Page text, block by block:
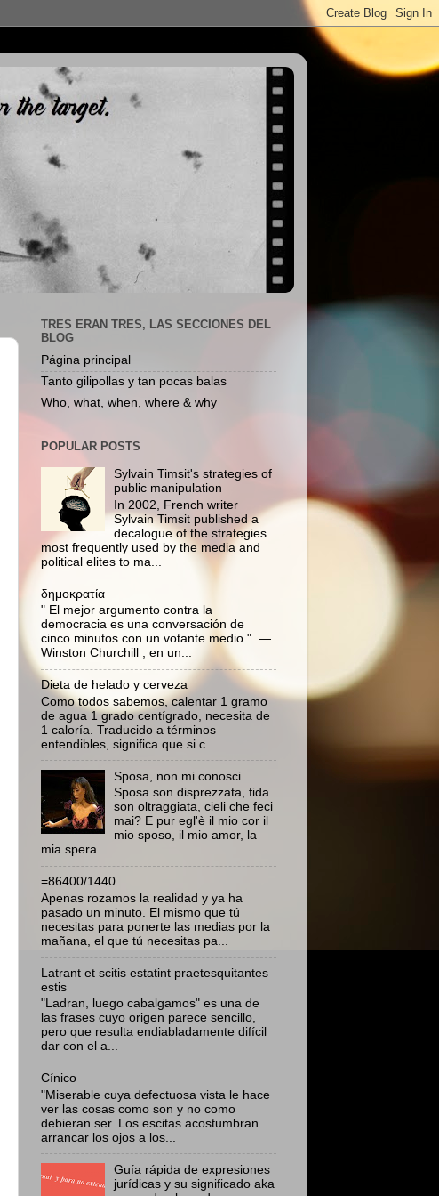
TRES ERAN TRES, LAS SECCIONES DEL
BLOG
Página principal
Tanto gilipollas y tan pocas balas
Who, what, when, where & why
POPULAR POSTS
Sylvain Timsit's strategies of
public manipulation
In 2002, French writer
Sylvain Timsit published a
decalogue of the strategies
most frequently used by the media and
political elites to ma...
δημοκρατία
" El mejor argumento contra la
democracia es una conversación de
cinco minutos con un votante medio ". —
Winston Churchill , en un...
Dieta de helado y cerveza
Como todos sabemos, calentar 1 gramo
de agua 1 grado centígrado, necesita de
1 caloría. Traducido a términos
entendibles, significa que si c...
Sposa, non mi conosci
Sposa son disprezzata, fida
son oltraggiata, cieli che feci
mai? E pur egl'è il mio cor il
mio sposo, il mio amor, la
mia spera...
=86400/1440
Apenas rozamos la realidad y ya ha
pasado un minuto. El mismo que tú
necesitas para ponerte las medias por la
mañana, el que tú necesitas pa...
Latrant et scitis estatint praetesquitantes
estis
"Ladran, luego cabalgamos" es una de
las frases cuyo origen parece sencillo,
pero que resulta endiabladamente difícil
dar con el a...
Cínico
"Miserable cuya defectuosa vista le hace
ver las cosas como son y no como
debieran ser. Los escitas acostumbran
arrancar los ojos a los...
Guía rápida de expresiones
jurídicas y su significado aka